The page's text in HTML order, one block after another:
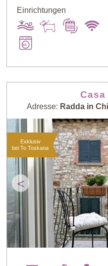
Zufall
Preis: hoch >
Personenzahl:
hoch > niedrig
Einrichtungen
Casa
Adresse: Radda in
<
Exklusiv
bei To Toskana